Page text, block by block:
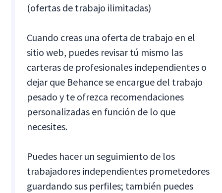
(ofertas de trabajo ilimitadas)
Cuando creas una oferta de trabajo en el
sitio web, puedes revisar tú mismo las
carteras de profesionales independientes o
dejar que Behance se encargue del trabajo
pesado y te ofrezca recomendaciones
personalizadas en función de lo que
necesites.
Puedes hacer un seguimiento de los
trabajadores independientes prometedores
guardando sus perfiles; también puedes